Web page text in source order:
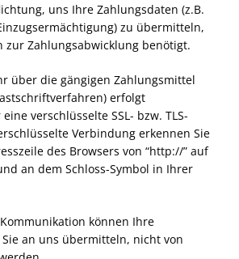
uns Ihre Zahlungsdaten (z.B.
zu übermitteln,
zur Zahlungsabwicklung benötigt.
über die gängigen Zahlungsmittel
erfolgt
verschlüsselte SSL- bzw. TLS-
Verbindung erkennen Sie
des Browsers von “http://” auf
an dem Schloss-Symbol in Ihrer
können Ihre
an uns übermitteln, nicht von